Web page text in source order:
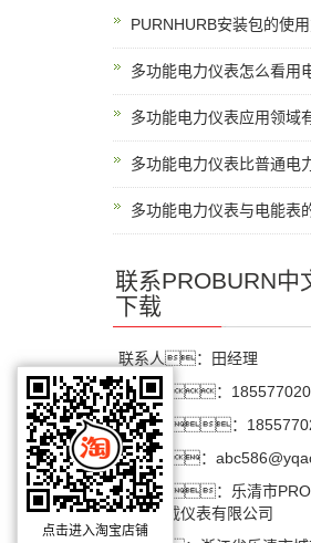
PURNHURB安装包的使
多功能电力仪表怎么看用
多功能电力仪表应用领域
多功能电力仪表与电能表
联系PROBURN中
下载
联系人：田经理
手 机：
电 话：
邮 箱：
公 司：乐清市
费版下载仪表有限公司
点击进入淘宝店铺